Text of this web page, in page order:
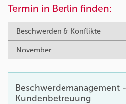
Termin in Berlin finden:
Beschwerdemanagement -
Kundenbetreuung